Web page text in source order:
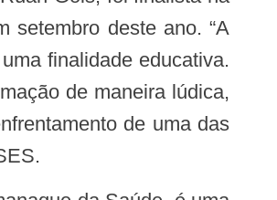
setembro deste ano. “A
finalidade educativa.
de maneira lúdica,
de uma das